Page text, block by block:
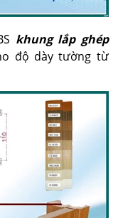
khung lắp ghép
độ dày tường từ